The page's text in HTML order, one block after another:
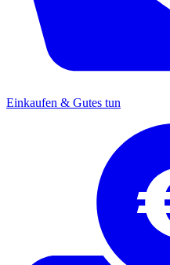
Einkaufen & Gutes tun